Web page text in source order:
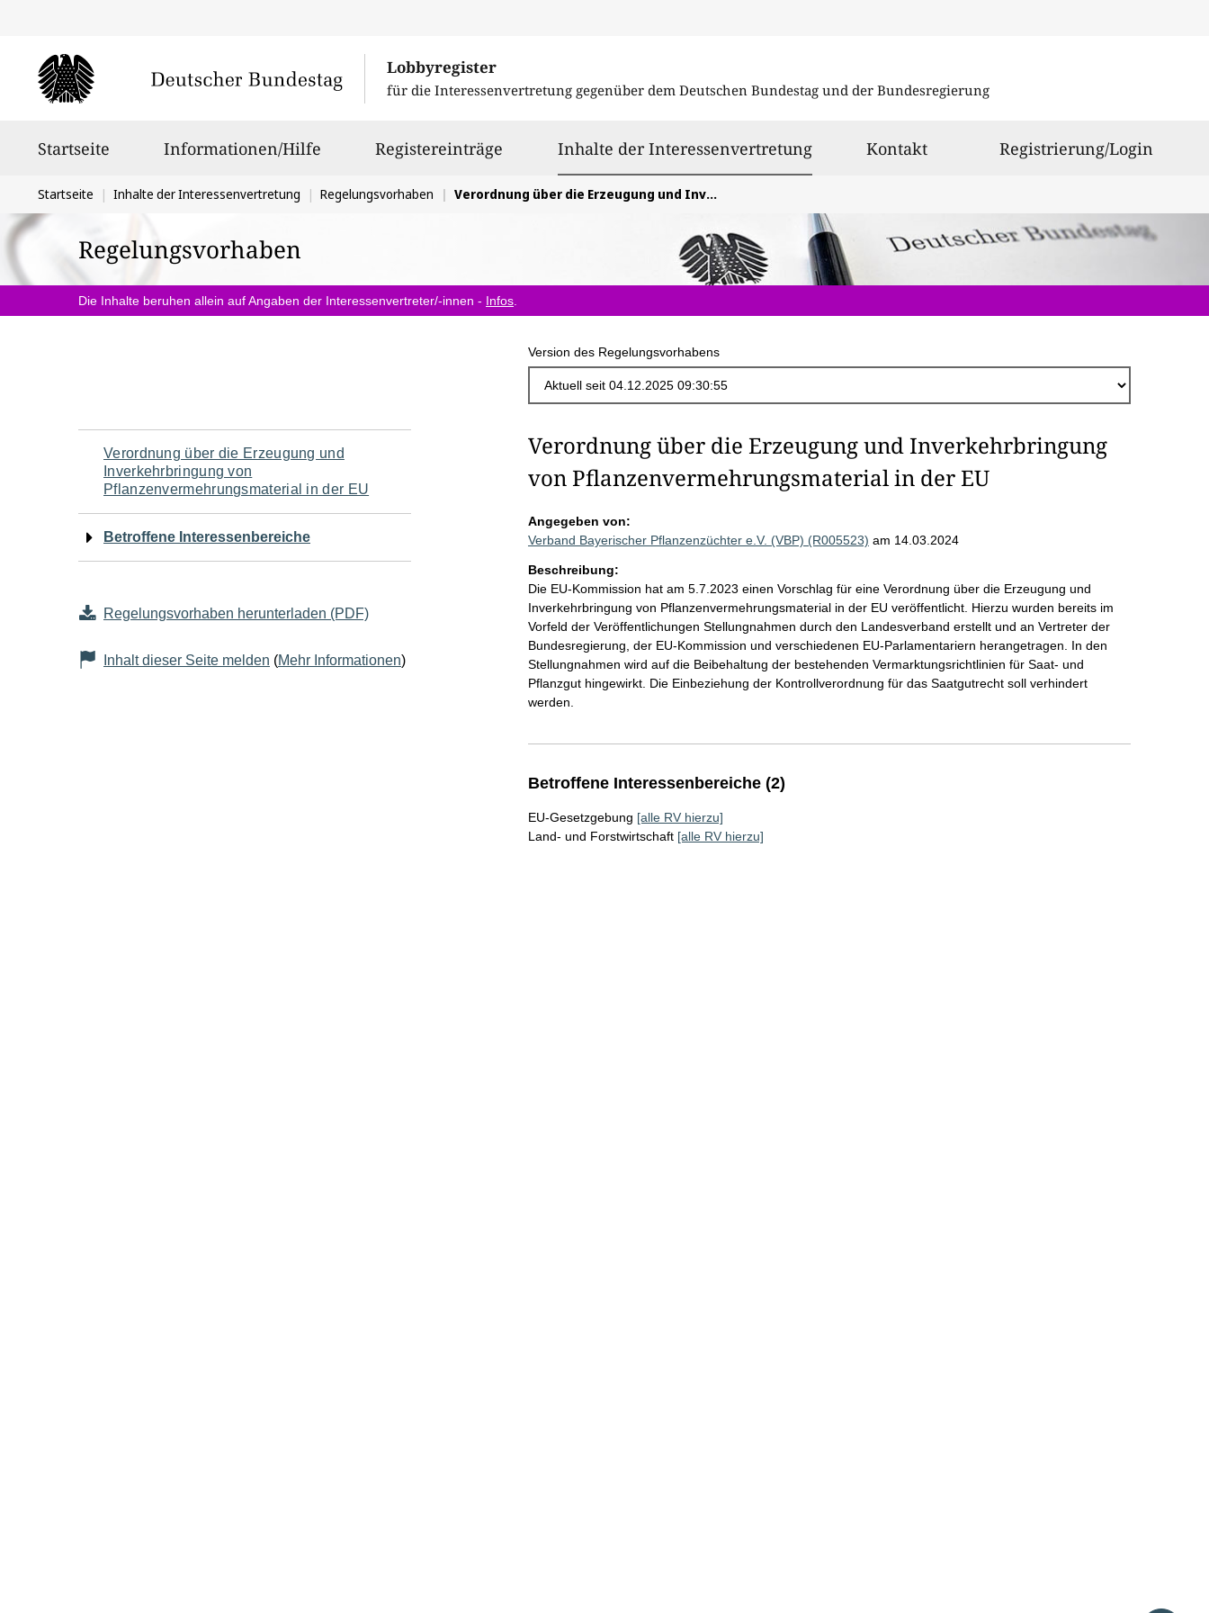
Lobbyregister
für die Interessenvertretung gegenüber dem Deutschen Bundestag und der Bundesregierung
Startseite Informationen/Hilfe Registereinträge Inhalte der Interessenvertretungausgewählt
Kontakt Registrierung/Login
Sie
befinden
sich
hier:
Startseite Inhalte der Interessenvertretung Regelungsvorhaben Verordnung über die Erzeugung und Inverkehrbringung von Pflanzenvermehrungsmaterial in der EU
Regelungsvorhaben
Die Inhalte beruhen allein auf Angaben der Interessenvertreter/-innen - Infos
Version des Regelungsvorhabens
Navigation
für
den
Verordnung über die Erzeugung und
Inverkehrbringung von
Pflanzenvermehrungsmaterial in der EU
Betroffene Interessenbereiche
Regelungsvorhaben herunterladen (PDF)
Inhalt dieser Seite melden (Mehr Informationen)
Verordnung über die Erzeugung und Inverkehrbringung
von Pflanzenvermehrungsmaterial in der EU
Angegeben von:
Verband Bayerischer Pflanzenzüchter e.V. (VBP) (R005523) am 14.03.2024
Beschreibung:
Die EU-Kommission hat am 5.7.2023 einen Vorschlag für eine Verordnung über die Erzeugung und
Inverkehrbringung von Pflanzenvermehrungsmaterial in der EU veröffentlicht. Hierzu wurden bereits im
Vorfeld der Veröffentlichungen Stellungnahmen durch den Landesverband erstellt und an Vertreter der
Bundesregierung, der EU-Kommission und verschiedenen EU-Parlamentariern herangetragen. In den
Stellungnahmen wird auf die Beibehaltung der bestehenden Vermarktungsrichtlinien für Saat- und
Pflanzgut hingewirkt. Die Einbeziehung der Kontrollverordnung für das Saatgutrecht soll verhindert
werden.
Betroffene Interessenbereiche (2)
EU-Gesetzgebung [alle RV hierzu]
Land- und Forstwirtschaft [alle RV hierzu]